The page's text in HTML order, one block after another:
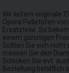
Wir liefern originale
Opera Pelletofen
Ersatzteile. So
einem günstigen
Sollten Sie sich nicht
messen Sie den
Schicken Sie evt.
Bestellung behilflich